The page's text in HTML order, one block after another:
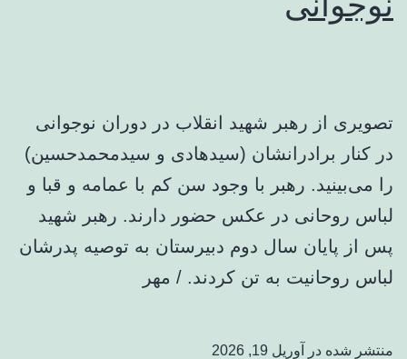
تصویری از رهبر شهید انقلاب در دوران نوجوانی
در کنار برادرانشان (سیدهادی و سیدمحمدحسین)
را می‌بینید. رهبر با وجود سن کم با عمامه و قبا و
لباس روحانی در عکس حضور دارند. رهبر شهید
پس از پایان سال دوم دبیرستان به توصیه پدرشان
لباس روحانیت به تن کردند. / مهر
منتشر شده در
آوریل 19, 2026